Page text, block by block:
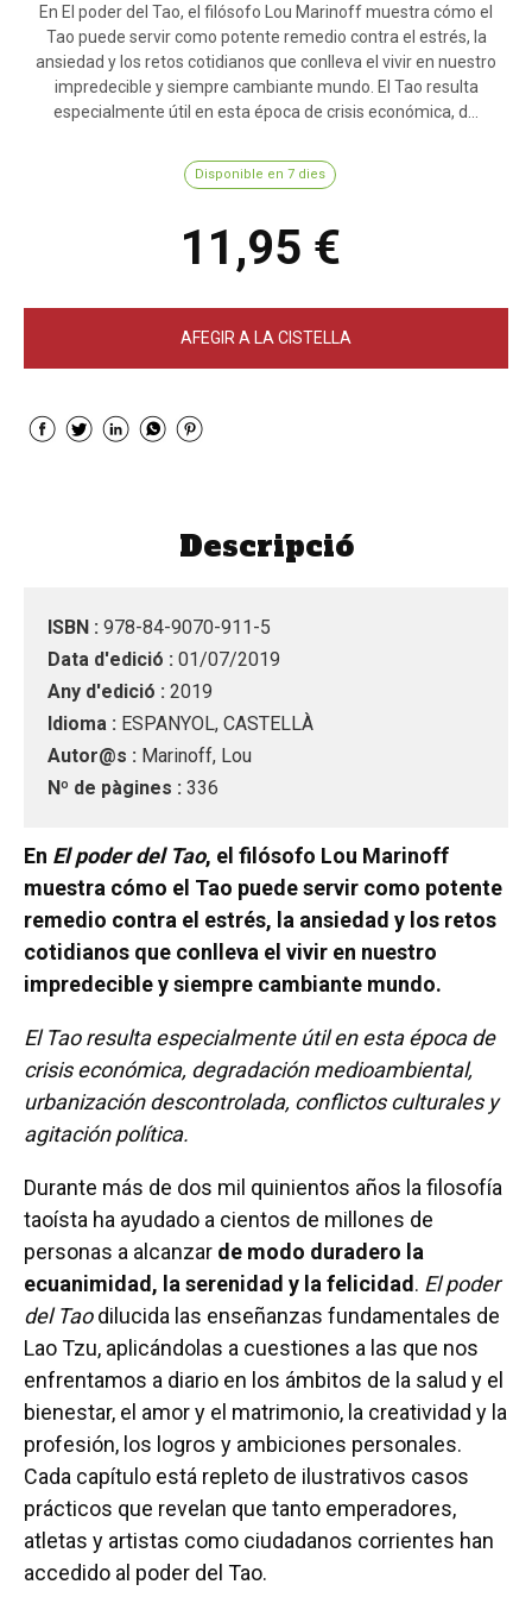
En El poder del Tao, el filósofo Lou Marinoff muestra cómo el
Tao puede servir como potente remedio contra el estrés, la
ansiedad y los retos cotidianos que conlleva el vivir en nuestro
impredecible y siempre cambiante mundo. El Tao resulta
especialmente útil en esta época de crisis económica, d...
Disponible en 7 dies
11,95 €
AFEGIR A LA CISTELLA
Descripció
ISBN : 978-84-9070-911-5
Data d'edició : 01/07/2019
Any d'edició : 2019
Idioma : ESPANYOL, CASTELLÀ
Autor@s : Marinoff, Lou
Nº de pàgines : 336
En El poder del Tao, el filósofo Lou Marinoff
muestra cómo el Tao puede servir como potente
remedio contra el estrés, la ansiedad y los retos
cotidianos que conlleva el vivir en nuestro
impredecible y siempre cambiante mundo.
El Tao resulta especialmente útil en esta época de
crisis económica, degradación medioambiental,
urbanización descontrolada, conflictos culturales y
agitación política.
Durante más de dos mil quinientos años la filosofía
taoísta ha ayudado a cientos de millones de
personas a alcanzar de modo duradero la
ecuanimidad, la serenidad y la felicidad . El poder
del Taodilucida las enseñanzas fundamentales de
Lao Tzu, aplicándolas a cuestiones a las que nos
enfrentamos a diario en los ámbitos de la salud y el
bienestar, el amor y el matrimonio, la creatividad y la
profesión, los logros y ambiciones personales.
Cada capítulo está repleto de ilustrativos casos
prácticos que revelan que tanto emperadores,
atletas y artistas como ciudadanos corrientes han
accedido al poder del Tao.